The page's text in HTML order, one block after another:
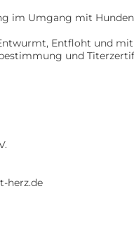
im Umgang mit Hunden
Entfloht und
und
herz.de